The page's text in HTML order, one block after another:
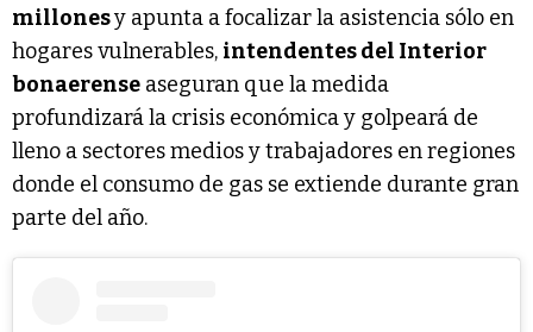
millonesy apunta a focalizar la asistencia sólo en
hogares vulnerables, intendentes del Interior
bonaerense aseguran que la medida
profundizará la crisis económica y golpeará de
lleno a sectores medios y trabajadores en regiones
donde el consumo de gas se extiende durante gran
parte del año.